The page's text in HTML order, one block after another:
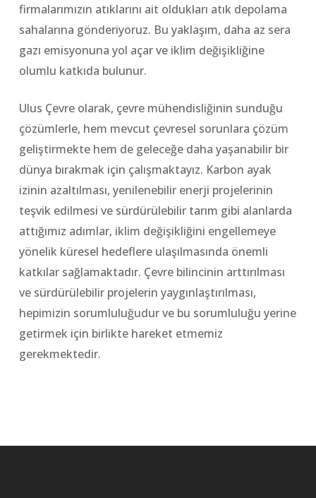
firmalarımızın atıklarını ait oldukları atık depolama
sahalarına gönderiyoruz. Bu yaklaşım, daha az sera
gazı emisyonuna yol açar ve iklim değişikliğine
olumlu katkıda bulunur.
Ulus Çevre olarak, çevre mühendisliğinin sunduğu
çözümlerle, hem mevcut çevresel sorunlara çözüm
geliştirmekte hem de geleceğe daha yaşanabilir bir
dünya bırakmak için çalışmaktayız. Karbon ayak
izinin azaltılması, yenilenebilir enerji projelerinin
teşvik edilmesi ve sürdürülebilir tarım gibi alanlarda
attığımız adımlar, iklim değişikliğini engellemeye
yönelik küresel hedeflere ulaşılmasında önemli
katkılar sağlamaktadır. Çevre bilincinin arttırılması
ve sürdürülebilir projelerin yaygınlaştırılması,
hepimizin sorumluluğudur ve bu sorumluluğu yerine
getirmek için birlikte hareket etmemiz
gerekmektedir.